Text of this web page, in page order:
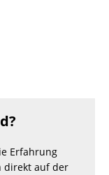
Erfahrung
direkt auf der